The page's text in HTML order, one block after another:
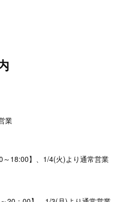
業
18:00】、1/4(火)より通常営業